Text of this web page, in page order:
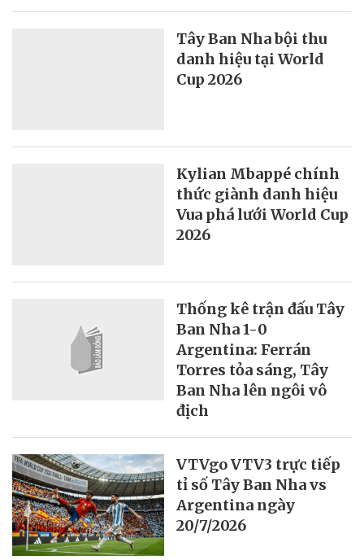
Tây Ban Nha bội thu
danh hiệu tại World
Cup 2026
Kylian Mbappé chính
thức giành danh hiệu
Vua phá lưới World Cup
2026
Thống kê trận đấu Tây
Ban Nha 1-0
Argentina: Ferrán
Torres tỏa sáng, Tây
Ban Nha lên ngôi vô
địch
VTVgo VTV3 trực tiếp
tỉ số Tây Ban Nha vs
Argentina ngày
20/7/2026